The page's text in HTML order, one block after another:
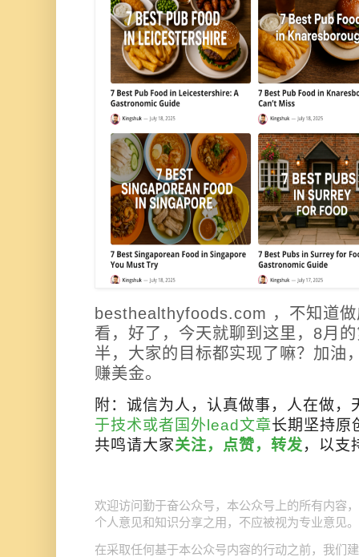
besthealthyfoods.com ，不知道
看，好了，今天就聊到这里，8月
半，大家的目标都实现了嘛？加油
赚美金。
附：诚信为人，认真做事，人在做，
于技术或者国外lead文章长期坚持原
共鸣请大家关注，点赞，转发，以支
欢迎访问勤于奋公众号，本公众号 上的所有内容
个人意见和知识分享之用，不应被视为专业意见。
在采取任何基于本公众号内容的行动之前，我们